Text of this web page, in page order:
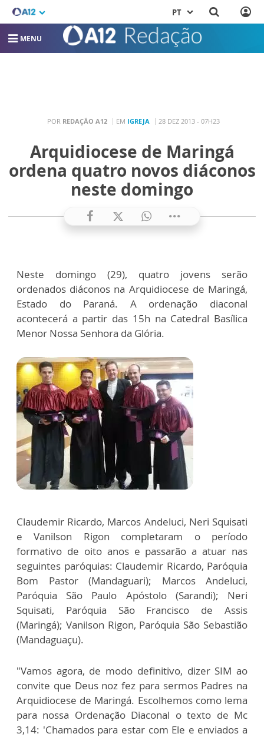
PT
MENU
POR REDAÇÃO A12 EM IGREJA 28 DEZ 2013 - 07H23
Arquidiocese de Maringá
ordena quatro novos diáconos
neste domingo
Neste domingo (29), quatro jovens serão
ordenados diáconos na Arquidiocese de Maringá,
Estado do Paraná. A ordenação diaconal
acontecerá a partir das 15h na Catedral Basílica
Menor Nossa Senhora da Glória.
Claudemir Ricardo, Marcos Andeluci, Neri Squisati
e Vanilson Rigon completaram o período
formativo de oito anos e passarão a atuar nas
seguintes paróquias: Claudemir Ricardo, Paróquia
Bom Pastor (Mandaguari); Marcos Andeluci,
Paróquia São Paulo Apóstolo (Sarandi); Neri
Squisati, Paróquia São Francisco de Assis
(Maringá); Vanilson Rigon, Paróquia São Sebastião
(Mandaguaçu).
"Vamos agora, de modo definitivo, dizer SIM ao
convite que Deus noz fez para sermos Padres na
Arquidiocese de Maringá. Escolhemos como lema
para nossa Ordenação Diaconal o texto de Mc
3,14: 'Chamados para estar com Ele e enviados a